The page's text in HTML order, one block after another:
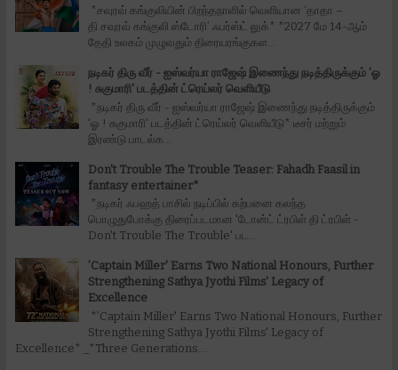
*சவுரவ் கங்குலியின் பிறந்தநாளில் வெளியான ‘தாதா –
தி சவுரவ் கங்குலி ஸ்டோரி’ ஃபர்ஸ்ட் லுக்* *2027 மே 14-ஆம்
தேதி உலகம் முழுவதும் திரையரங்குகள...
நடிகர் திரு வீர் - ஐஸ்வர்யா ராஜேஷ் இணைந்து நடித்திருக்கும் 'ஓ
! சுகுமாரி' படத்தின் ட்ரெய்லர் வெளியீடு
*நடிகர் திரு வீர் - ஐஸ்வர்யா ராஜேஷ் இணைந்து நடித்திருக்கும்
'ஓ ! சுகுமாரி' படத்தின் ட்ரெய்லர் வெளியீடு* டீசர் மற்றும்
இரண்டு பாடல்க...
Don't Trouble The Trouble Teaser: Fahadh Faasil in
fantasy entertainer*
*நடிகர் ஃபஹத் பாசில் நடிப்பில் கற்பனை கலந்த
பொழுதுபோக்கு திரைப்படமான 'டோன்ட் ட்ரபிள் தி ட்ரபிள் -
Don't Trouble The Trouble' பட...
’Captain Miller' Earns Two National Honours, Further
Strengthening Sathya Jyothi Films' Legacy of
Excellence
*’Captain Miller' Earns Two National Honours, Further
Strengthening Sathya Jyothi Films' Legacy of
Excellence* _*Three Generations....